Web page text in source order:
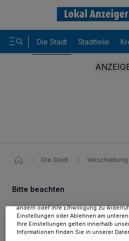
Die Stadt Stadtteile
Die Stadt
Bitte beachten
Verschiebung der
Müllabfuhren zu
Kennungen auf Ihrem Gerät zu. Durch
Anzeigen möglicherweise nicht mehr so
ändern oder Ihre Einwilligung zu
Einstellungen oder Ablehnen am
Ihre Einstellungen gelten innerhalb
Informationen finden Sie in unserer